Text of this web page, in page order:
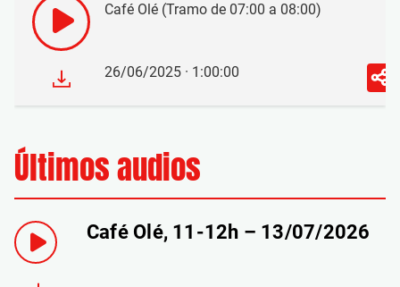
Café Olé (Tramo de 07:00 a 08:00)
26/06/2025 · 1:00:00
Últimos audios
Café Olé, 11-12h – 13/07/2026